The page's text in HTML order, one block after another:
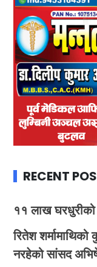
RECENT
११ लाख घरधुरीको
रितेश
नरहेको सांसद